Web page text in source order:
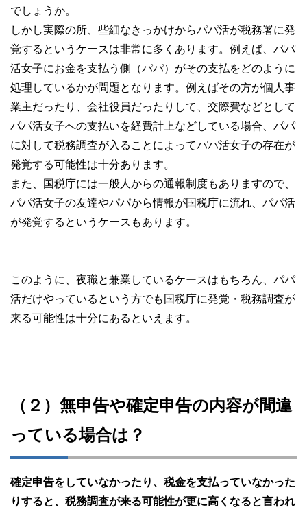
でしょうか。
しかし実際の所、些細なきっかけからパパ活が税務署に発
覚するというケースは非常に多くあります。例えば、パパ
活女子にお金を支払う側（パパ）がその支払をどのように
処理しているかが問題となります。例えばその方が個人事
業主だったり、会社役員だったりして、交際費などとして
パパ活女子への支払いを経費計上などしている場合、パパ
に対して税務調査が入ることによってパパ活女子の存在が
発覚する可能性は十分あります。
また、国税庁には一般人からの通報制度もありますので、
パパ活女子の友達やパパから情報が国税庁に流れ、パパ活
が発覚するというケースもあります。
このように、夜職と兼業しているケースはもちろん、パパ
活だけやっているという方でも国税庁に発覚・税務調査が
来る可能性は十分にあるといえます。
（２）無申告や確定申告の内容が間違
っている場合は？
確定申告をしていなかったり、税金を支払っていなかった
りすると、税務調査が来る可能性が更に高くなると言われ